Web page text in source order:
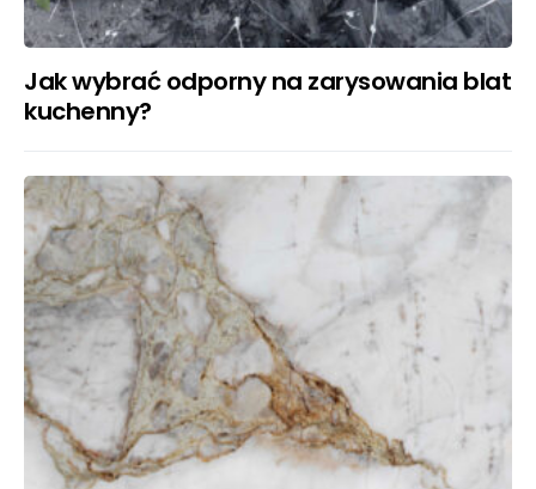
Jak wybrać odporny na zarysowania blat
kuchenny?